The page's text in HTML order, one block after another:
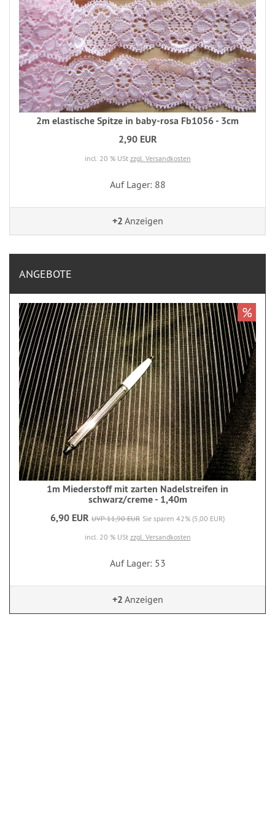
2m elastische Spitze in baby-rosa Fb1056 - 3cm
2,90 EUR
incl. 20 % USt zzgl. Versandkosten
Auf Lager: 88
+2 Anzeigen
ANGEBOTE
1m Miederstoff mit zarten Nadelstreifen in
schwarz/creme - 1,40m
6,90 EUR UVP 11,90 EUR Sie sparen 42% (5,00 EUR)
incl. 20 % USt zzgl. Versandkosten
Auf Lager: 53
%
+2 Anzeigen